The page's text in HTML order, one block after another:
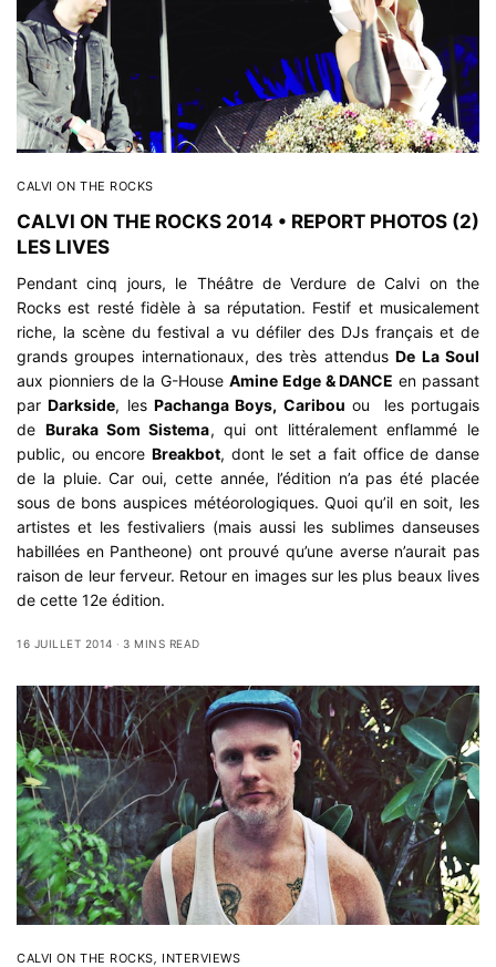
CALVI ON THE ROCKS
CALVI ON THE ROCKS 2014 • REPORT PHOTOS (2)
LES LIVES
Pendant cinq jours, le Théâtre de Verdure de Calvi on the
Rocks est resté fidèle à sa réputation. Festif et musicalement
riche, la scène du festival a vu défiler des DJs français et de
grands groupes internationaux, des très attendusDe La Soul
aux pionniers de la G-House Amine Edge & DANCE en passant
parDarkside, lesPachanga Boys, Caribou ou les portugais
de Buraka Som Sistema, qui ont littéralement enflammé le
public, ou encoreBreakbot, dont le set a fait office de danse
de la pluie. Car oui, cette année, l’édition n’a pas été placée
sous de bons auspices météorologiques. Quoi qu’il en soit, les
artistes et les festivaliers (mais aussi les sublimes danseuses
habillées en Pantheone) ont prouvé qu’une averse n’aurait pas
raison de leur ferveur. Retour en images sur les plus beaux lives
de cette 12e édition.
16 JUILLET 2014 3 MINS READ
CALVI ON THE ROCKS, INTERVIEWS